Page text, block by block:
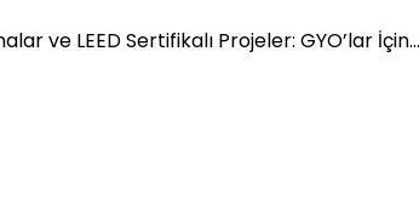
ve LEED Sertifikalı Projeler: GYO’lar İçin…